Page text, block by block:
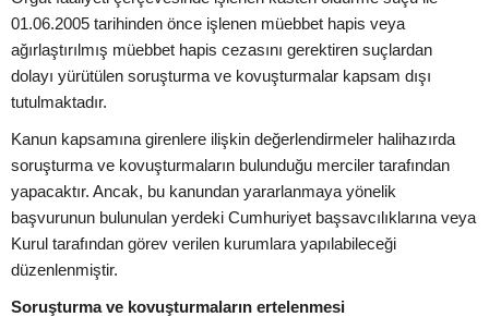
01.06.2005 tarihinden önce işlenen müebbet hapis veya
ağırlaştırılmış müebbet hapis cezasını gerektiren suçlardan
dolayı yürütülen soruşturma ve kovuşturmalar kapsam dışı
tutulmaktadır.
Kanun kapsamına girenlere ilişkin değerlendirmeler halihazırda
soruşturma ve kovuşturmaların bulunduğu merciler tarafından
yapacaktır. Ancak, bu kanundan yararlanmaya yönelik
başvurunun bulunulan yerdeki Cumhuriyet başsavcılıklarına veya
Kurul tarafından görev verilen kurumlara yapılabileceği
düzenlenmiştir.
Soruşturma ve kovuşturmaların ertelenmesi